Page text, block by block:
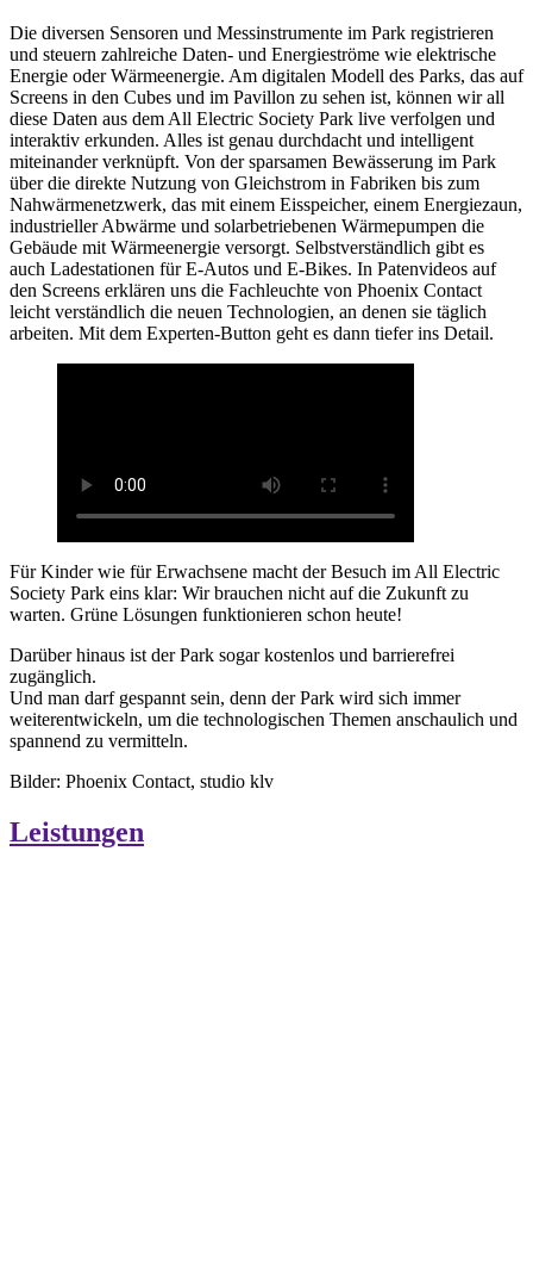
Die diversen Sensoren und Messinstrumente im Park registrieren
und steuern zahlreiche Daten- und Energieströme wie elektrische
Energie oder Wärmeenergie. Am digitalen Modell des Parks, das auf
Screens in den Cubes und im Pavillon zu sehen ist, können wir all
diese Daten aus dem All Electric Society Park live verfolgen und
interaktiv erkunden. Alles ist genau durchdacht und intelligent
miteinander verknüpft. Von der sparsamen Bewässerung im Park
über die direkte Nutzung von Gleichstrom in Fabriken bis zum
Nahwärmenetzwerk, das mit einem Eisspeicher, einem Energiezaun,
industrieller Abwärme und solarbetriebenen Wärmepumpen die
Gebäude mit Wärmeenergie versorgt. Selbstverständlich gibt es
auch Ladestationen für E-Autos und E-Bikes. In Patenvideos auf
den Screens erklären uns die Fachleuchte von Phoenix Contact
leicht verständlich die neuen Technologien, an denen sie täglich
arbeiten. Mit dem Experten-Button geht es dann tiefer ins Detail.
Für Kinder wie für Erwachsene macht der Besuch im All Electric
Society Park eins klar: Wir brauchen nicht auf die Zukunft zu
warten. Grüne Lösungen funktionieren schon heute!
Darüber hinaus ist der Park sogar kostenlos und barrierefrei
zugänglich.
Und man darf gespannt sein, denn der Park wird sich immer
weiterentwickeln, um die technologischen Themen anschaulich und
spannend zu vermitteln.
Bilder: Phoenix Contact, studio klv
Leistungen